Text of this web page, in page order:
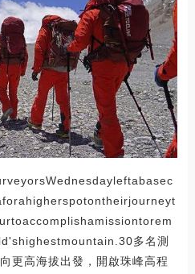
多名測
更高海拔出發，開啟珠峰高程